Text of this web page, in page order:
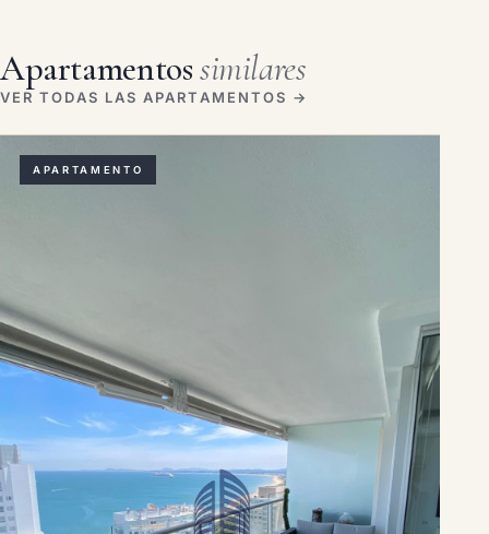
Apartamentossimilares
VER TODAS LAS APARTAMENTOS →
APARTAMENTO